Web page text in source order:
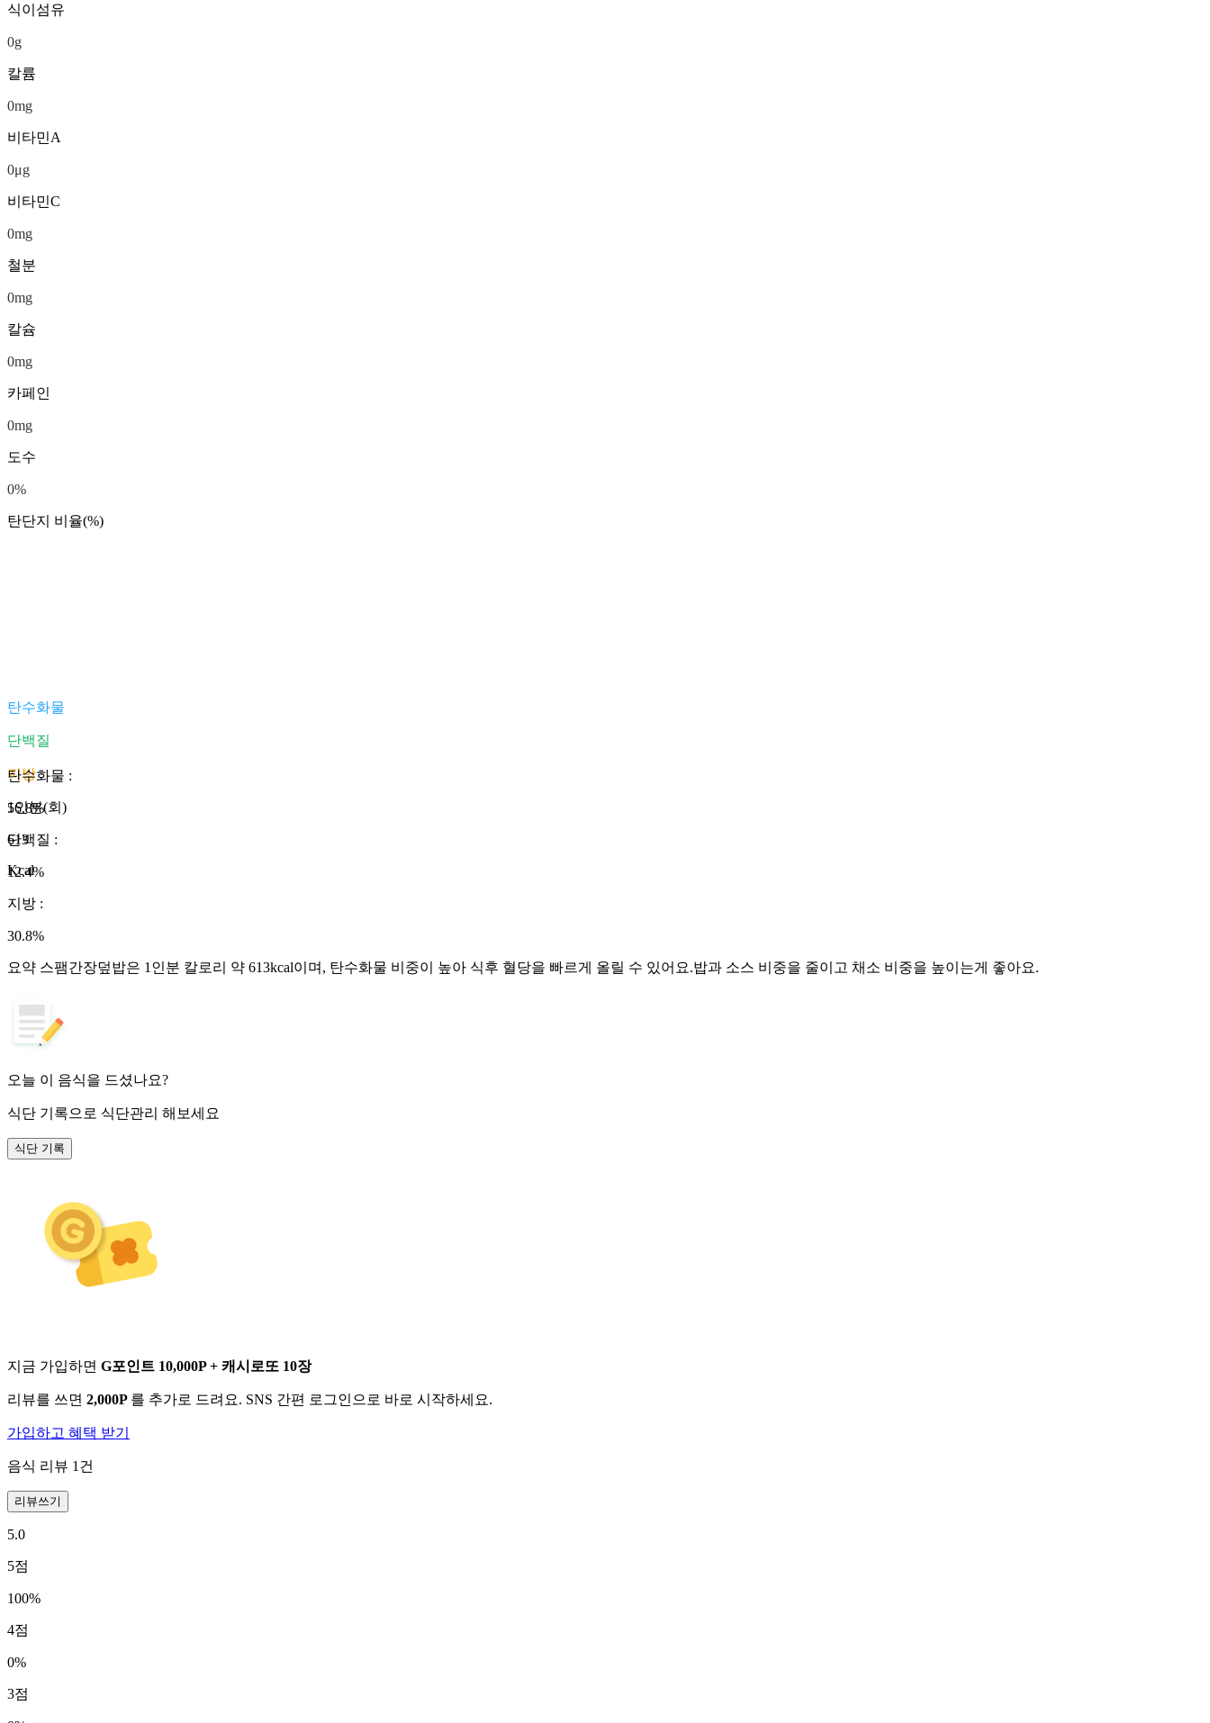
식이섬유
0g
칼륨
0mg
비타민A
0μg
비타민C
0mg
철분
0mg
칼슘
0mg
카페인
0mg
도수
0%
탄단지 비율(%)
탄수화물
단백질
지방
1인분(회)
613
Kcal
탄수화물 :
56.8%
단백질 :
12.4%
지방 :
30.8%
요약 스팸간장덮밥은 1인분 칼로리 약 613kcal이며, 탄수화물 비중이 높아 식후 혈당을 빠르게 올릴 수 있어요.밥과 소스 비중을 줄이고 채소 비중을 높이는게 좋아요.
오늘 이 음식을 드셨나요?
식단 기록으로 식단관리 해보세요
식단 기록
지금 가입하면 G포인트 10,000P + 캐시로또 10장
리뷰를 쓰면 2,000P 를 추가로 드려요. SNS 간편 로그인으로 바로 시작하세요.
가입하고 혜택 받기
음식 리뷰 1 건
리뷰쓰기
5.0
5점
100%
4점
0%
3점